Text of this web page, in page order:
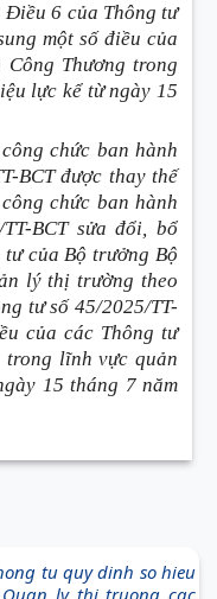
Điều 6 của Thông tư
một số điều của
Thương trong
lực kể từ ngày 15
chức ban hành
BCT được thay thế
chức ban hành
BCT sửa đổi, bổ
của Bộ trưởng Bộ
lý thị trường theo
tư số 45/2025/TT-
của các Thông tư
trong lĩnh vực quản
15 tháng 7 năm
tu quy dinh so hieu